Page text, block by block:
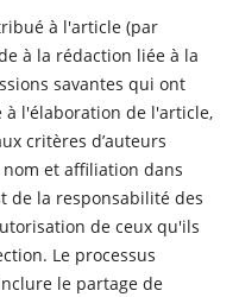
à l'article (par
à la rédaction liée à la
savantes qui ont
l'élaboration de l'article,
critères d’auteurs
et affiliation dans
de la responsabilité des
de ceux qu'ils
Le processus
le partage de